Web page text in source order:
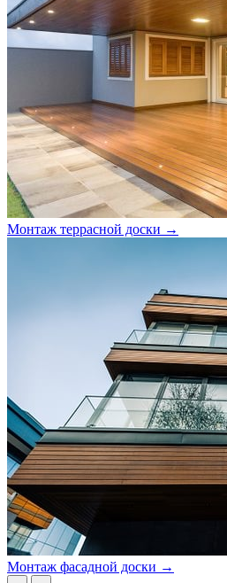
Монтаж террасной доски →
Монтаж фасадной доски →